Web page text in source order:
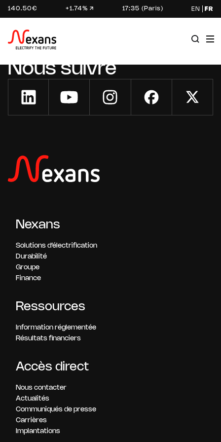
140.50€ +1.74% 17:35 (Paris) EN FR
Nous suivre
Nexans
Solutions d’électrification
Durabilité
Groupe
Finance
Ressources
Information réglementée
Résultats financiers
Accès direct
Nous contacter
Actualités
Communiqués de presse
Carrières
Implantations